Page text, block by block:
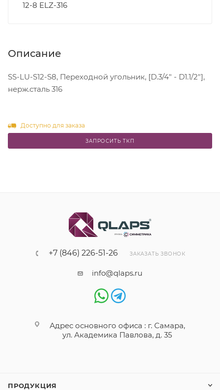
12-8 ELZ-316
Описание
SS-LU-S12-S8, Переходной угольник, [D.3/4" - D1.1/2"],
нерж.сталь 316
Доступно для заказа
ЗАПРОСИТЬ ТКП
+7 (846) 226-51-26 ЗАКАЗАТЬ ЗВОНОК
info@qlaps.ru
Адрес основного офиса : г. Самара,
ул. Академика Павлова, д. 35
ПРОДУКЦИЯ